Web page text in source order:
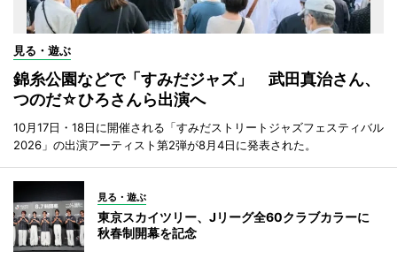
見る・遊ぶ
錦糸公園などで「すみだジャズ」 武田真治さん、
つのだ☆ひろさんら出演へ
10月17日・18日に開催される「すみだストリートジャズフェスティバル
2026」の出演アーティスト第2弾が8月4日に発表された。
見る・遊ぶ
東京スカイツリー、Jリーグ全60クラブカラーに
秋春制開幕を記念